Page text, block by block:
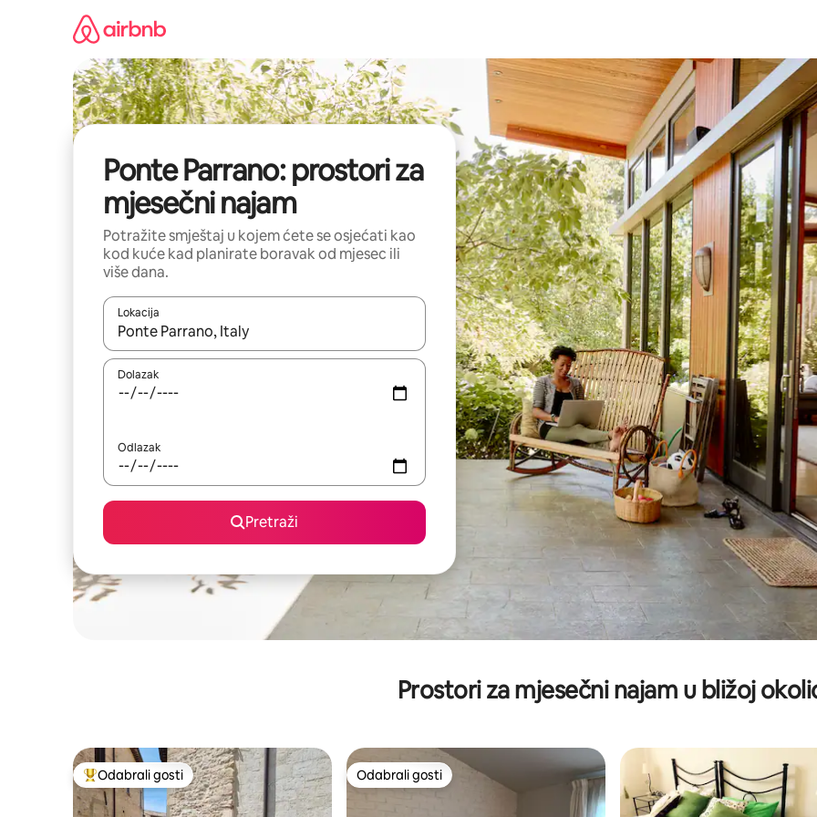
Ponte Parrano: prostori za
mjesečni najam
Potražite smještaj u kojem ćete se osjećati kao
kod kuće kad planirate boravak od mjesec ili
više dana.
Lokacija
Kada budu dostupni rezultati, moći ćete ih pregledati koristeći se strelicama prema gore i prema dolje, kao i dodirom
Dolazak
Odlazak
Pretraži
Prostori za mjesečni najam u bližoj
Među najviše rangiranima s oznakom „Odabrali gosti”
Odabrali gosti Odabrali gosti
Odabrali gosti